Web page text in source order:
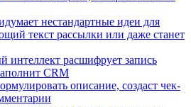
нестандартные идеи для
текст рассылки или даже станет
интеллект расшифрует запись
CRM
описание, создаст чек-